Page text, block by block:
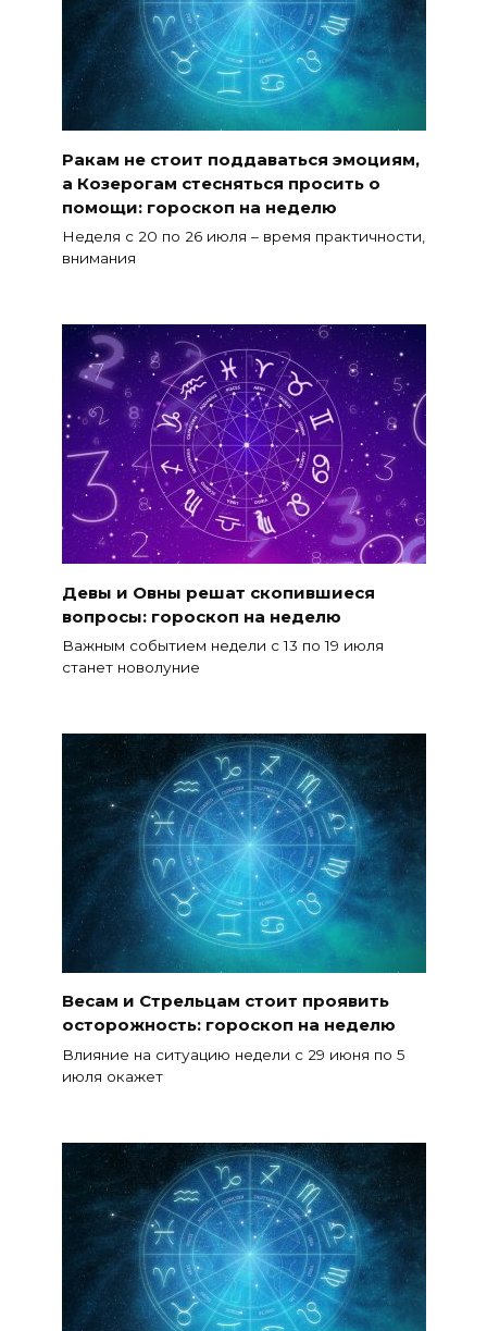
Ракам не стоит поддаваться эмоциям,
а Козерогам стесняться просить о
помощи: гороскоп на неделю
Неделя с 20 по 26 июля – время практичности,
внимания
Девы и Овны решат скопившиеся
вопросы: гороскоп на неделю
Важным событием недели с 13 по 19 июля
станет новолуние
Весам и Стрельцам стоит проявить
осторожность: гороскоп на неделю
Влияние на ситуацию недели с 29 июня по 5
июля окажет